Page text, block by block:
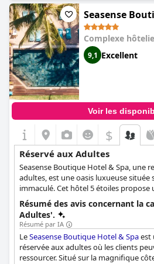
Seasense
Complexe
9,1 Excellent
Voir les
$
Réservé aux Adultes
Seasense Boutique Hotel & Spa, une
adultes, est une oasis luxueuse
immaculé. Cet hôtel 5 étoiles propose
d'hébergements haut de gamme, dont
21 chambres de luxe, 11 suites, 2
Chaque espace élégamment conçu
exigeants à la recherche d'une
Les clients du Seasense disposent
restauration exquises, les restaurants
proposant des expériences culinaires
Résumé des avis concernant la
Adultes'.
Résumé par IA
LeSeasense Boutique Hotel & Spaest
réservée aux adultes où les clients
ressourcer. Situé sur la magnifique